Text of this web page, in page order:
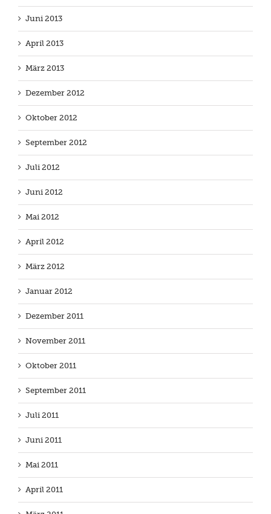
Juni 2013
April 2013
März 2013
Dezember 2012
Oktober 2012
September 2012
Juli 2012
Juni 2012
Mai 2012
April 2012
März 2012
Januar 2012
Dezember 2011
November 2011
Oktober 2011
September 2011
Juli 2011
Juni 2011
Mai 2011
April 2011